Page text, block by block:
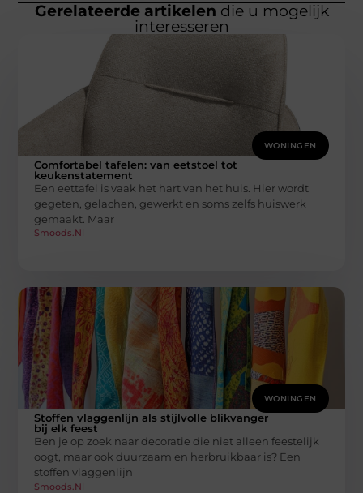
Gerelateerde artikelen die u mogelijk
interesseren
WONINGEN
Comfortabel tafelen: van eetstoel tot
keukenstatement
Een eettafel is vaak het hart van het huis. Hier wordt
gegeten, gelachen, gewerkt en soms zelfs huiswerk
gemaakt. Maar
Smoods.nl
WONINGEN
Stoffen vlaggenlijn als stijlvolle blikvanger
bij elk feest
Ben je op zoek naar decoratie die niet alleen feestelijk
oogt, maar ook duurzaam en herbruikbaar is? Een
stoffen vlaggenlijn
Smoods.nl